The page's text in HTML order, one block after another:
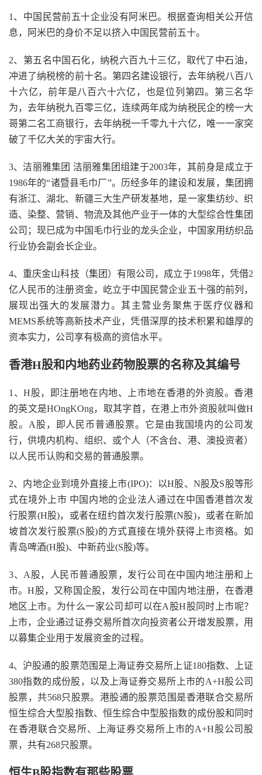
1、中国民营前五十企业没有阿米巴。根据查询相关公开信
息，阿米巴的身价不足以挤入中国民营前五十。
2、第五名中国石化，纳税六百九十三亿，取代了中石油，
冲进了纳税榜的前十名。第四名建设银行，去年纳税八百八
十六亿，前年是八百六十六亿，也是位列第四。第三名华
为，去年纳税九百零三亿，连续两年成为纳税民企的榜一大
哥第二名工商银行，去年纳税一千零九十六亿，唯一一家突
破了千亿大关的宇宙大行。
3、洁丽雅集团 洁丽雅集团组建于2003年，其前身是成立于
1986年的“诸暨县毛巾厂”。历经多年的建设和发展，集团拥
有浙江、湖北、新疆三大生产研发基地，是一家集纺纱、织
造、染整、营销、物流及其他产业于一体的大型综合性集团
公司；现已成为中国毛巾行业的龙头企业，中国家用纺织品
行业协会副会长企业。
4、重庆金山科技（集团）有限公司，成立于1998年，凭借2
亿人民币的注册资金，屹立于中国民营企业五十强的前列，
展现出强大的发展潜力。其主营业务聚焦于医疗仪器和
MEMS系统等高新技术产业，凭借深厚的技术积累和雄厚的
资本实力，公司享有极高的资信水平。
香港H股和内地药业药物股票的名称及其编号
1、H股，即注册地在内地、上市地在香港的外资股。香港
的英文是HOngKOng，取其字首，在港上市外资股就叫做H
股。A股，即人民币普通股票。它是由我国境内的公司发
行，供境内机构、组织、或个人（不含台、港、澳投资者）
以人民币认购和交易的普通股票。
2、内地企业到境外直接上市(IPO)：以H股、N股及S股等形
式在境外上市 中国内地的企业法人通过在中国香港首次发
行股票(H股)，或者在纽约首次发行股票(N股)，或者在新加
坡首次发行股票(S股)的方式直接在境外获得上市资格。如
青岛啤酒(H股)、中新药业(S股)等。
3、A股，人民币普通股票，发行公司在中国内地注册和上
市。H股，又称国企股，发行公司在中国内地注册，在香港
地区上市。为什么一家公司却可以在A股H股同时上市呢？
上市，企业通过证券交易所首次向投资者公开增发股票，用
以募集企业用于发展资金的过程。
4、沪股通的股票范围是上海证券交易所上证180指数、上证
380指数的成份股，以及上海证券交易所上市的A+H股公司
股票，共568只股票。港股通的股票范围是香港联合交易所
恒生综合大型股指数、恒生综合中型股指数的成份股和同时
在香港联合交易所、上海证券交易所上市的A+H股公司股
票，共有268只股票。